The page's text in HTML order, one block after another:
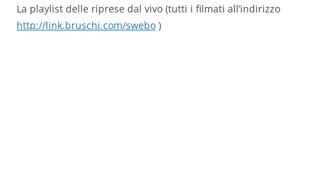
La playlist delle riprese dal vivo (tutti i filmati all’indirizzo
http://link.bruschi.com/swebo )